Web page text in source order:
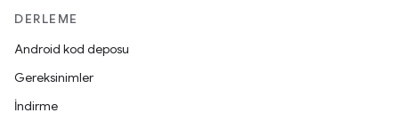
DERLEME
Android kod deposu
Gereksinimler
İndirme